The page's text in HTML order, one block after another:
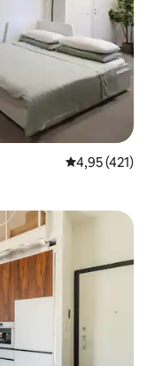
Nilai rata-rata
4,95 (421)